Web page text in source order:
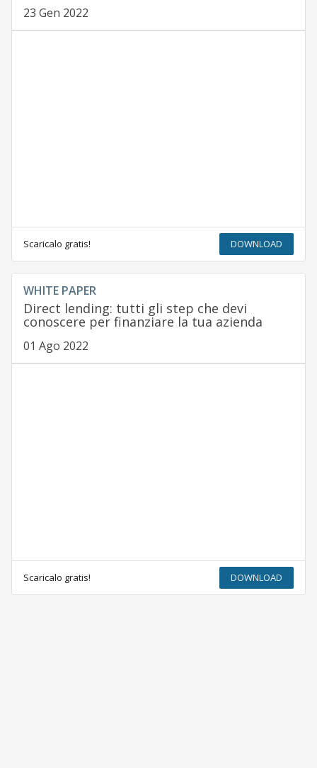
23 Gen 2022
Scaricalo gratis! DOWNLOAD
WHITE PAPER
Direct lending: tutti gli step che devi
conoscere per finanziare la tua azienda
01 Ago 2022
Scaricalo gratis! DOWNLOAD